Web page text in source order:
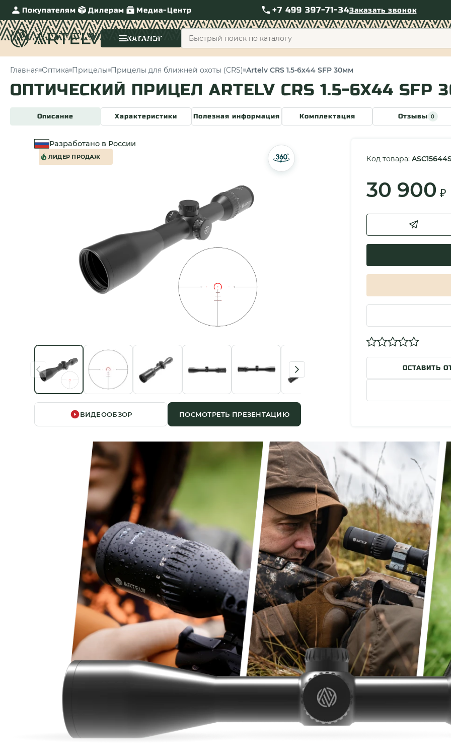
Покупателям Дилерам Медиа-Центр +7 499 397-71-34Заказать звонок
КАТАЛОГ
Главная Оптика Прицелы Прицелы для ближней охоты (CRS) Artelv CRS 1.5-6x44 SFP 30мм
ОПТИЧЕСКИЙ ПРИЦЕЛ ARTELV CRS 1.5-6X44 SFP
Описание Характеристики Полезная информация Комплектация Отзывы 0
Разработано в России
ЛИДЕР ПРОДАЖ
ВИДЕООБЗОР ПОСМОТРЕТЬ ПРЕЗЕНТАЦИЮ
Код товара:
30 900 ₽
ОСТАВИТЬ